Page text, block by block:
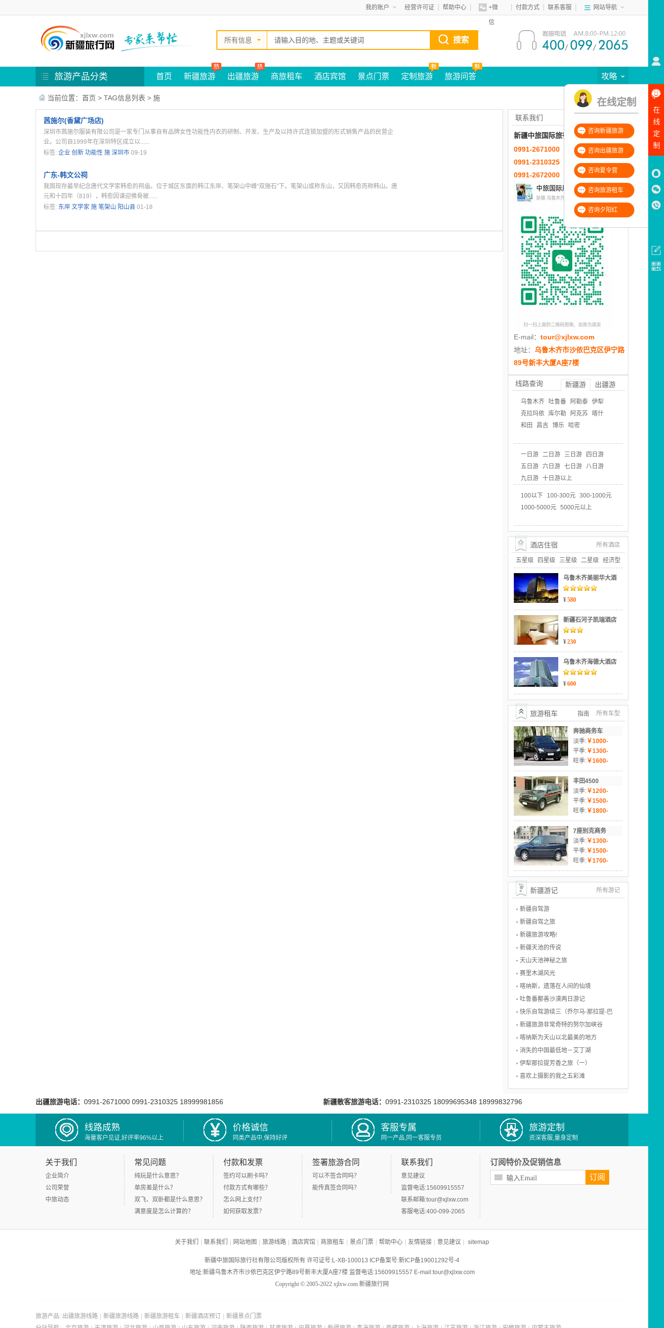
我的账户 经营许可证 帮助中心 +微
信
付款方式 联系客服 网站导航
所有信息 搜索
旅游产品分类 首页 新疆旅游 出疆旅游 商旅租车 酒店宾馆 景点门票 定制旅游 旅游问答 攻略
当前位置： 首页 > TAG信息列表 > 施
茜施尔(香黛广场店)
深圳市茜施尔服装有限公司是一家专门从事自有品牌女性功能性内衣的研制、开发、生产及以持许式连锁加盟的形式销售产品的民营企
业。公司自1999年在深圳特区成立以......
标签: 企业 创新 功能性 施 深圳市 09-19
广东-韩文公祠
我国现存最早纪念唐代文学家韩愈的祠庙。位于城区东面的韩江东岸、笔架山中峰“双施石”下。笔架山或称东山，又因韩愈而称韩山。唐
元和十四年（819），韩愈因谏迎佛骨被......
标签: 东岸 文学家 施 笔架山 阳山县 01-18
联系我们
新疆中旅国际旅行社有限公司
0991-2671000
18999981856
0991-2310325
18999832796
0991-2672000
18099695348
E-mail： tour@xjlxw.com
地址： 乌鲁木齐市沙依巴克区伊宁路
89号新丰大厦A座7楼
线路查询 新疆游 出疆游
乌鲁木齐 吐鲁番 阿勒泰 伊犁
克拉玛依 库尔勒 阿克苏
喀什
和田
昌吉 博乐 哈密
一日游 二日游 三日游
四日游
五日游 六日游 七日游 八日游
九日游 十日游以上
100以下 100-300元 300-1000元
1000-5000元 5000元以上
酒店住宿 所有酒店
五星级 四星级 三星级 二星级 经济型
乌鲁木齐美丽华大酒
¥580
新疆石河子凯瑞酒店
¥230
乌鲁木齐海德大酒店
¥600
旅游租车 指南 所有车型
奔驰商务车
淡季:￥1000-
1300
平季:￥1300-
1600
旺季:￥1600-
1900
丰田4500
淡季:￥1200-
1500
平季:￥1500-
1800
旺季:￥1800-
2400
7座别克商务
淡季:￥1300-
1500
平季:￥1500-
1700
旺季:￥1700-
1900
新疆游记 所有游记
新疆自驾游
新疆自驾之旅
新疆旅游攻略!
新疆天池的传说
天山天池神秘之旅
赛里木湖风光
喀纳斯，遗落在人间的仙境
吐鲁番鄯善沙漠两日游记
快乐自驾游续三（乔尔马-那拉提-巴
新疆旅游非常奇特的努尔加峡谷
喀纳斯为天山以北最美的地方
消失的中国最低地－艾丁湖
伊犁那拉提芳香之旅（一）
喜欢上摄影的我之五彩滩
出疆旅游电话： 0991-2671000 0991-2310325 18999981856 新疆散客旅游电话： 0991-2310325 18099695348 18999832796
线路成熟
海量客户见证,好评率96%以上
价格诚信
同类产品中,保持好评
客服专属
同一产品,同一客服专员
旅游定制
资深客服,量身定制
关于我们
企业简介
公司荣誉
中旅动态
常见问题
纯玩是什么意思？
单房差是什么？
双飞、双卧都是什么意思？
满意度是怎么计算的？
付款和发票
签约可以刷卡吗？
付款方式有哪些？
怎么网上支付？
如何获取发票？
签署旅游合同
可以不签合同吗？
能传真签合同吗？
联系我们
意见建议
监督电话:15609915557
联系邮箱:tour@xjlxw.com
客服电话:400-099-2065
订阅特价及促销信息
订阅
关于我们 联系我们 网站地图 旅游线路 酒店宾馆 商旅租车 景点门票 帮助中心 友情链接 意见建议 sitemap
新疆中旅国际旅行社有限公司版权所有 许可证号:L-XB-100013 ICP备案号:新ICP备19001292号-4
地址:新疆乌鲁木齐市沙依巴克区伊宁路89号新丰大厦A座7楼 监督电话:15609915557 E-mail:tour@xjlxw.com
Copyright © 2005-2022 xjlxw.com 新疆旅行网
旅游产品: 出疆旅游线路 新疆旅游线路 新疆旅游租车 新疆酒店预订
新疆景点门票
在
线
定
制
在线定制
咨询新疆旅游
咨询出疆旅游
咨询夏令营
咨询旅游租车
咨询夕阳红